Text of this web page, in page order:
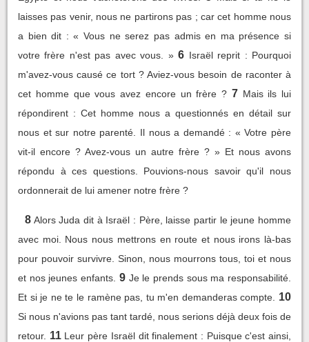
laisses pas venir, nous ne partirons pas ; car cet homme nous
a bien dit : « Vous ne serez pas admis en ma présence si
votre frère n'est pas avec vous. » 6 Israël reprit : Pourquoi
m'avez-vous causé ce tort ? Aviez-vous besoin de raconter à
cet homme que vous avez encore un frère ? 7 Mais ils lui
répondirent : Cet homme nous a questionnés en détail sur
nous et sur notre parenté. Il nous a demandé : « Votre père
vit-il encore ? Avez-vous un autre frère ? » Et nous avons
répondu à ces questions. Pouvions-nous savoir qu'il nous
ordonnerait de lui amener notre frère ?
8 Alors Juda dit à Israël : Père, laisse partir le jeune homme
avec moi. Nous nous mettrons en route et nous irons là-bas
pour pouvoir survivre. Sinon, nous mourrons tous, toi et nous
et nos jeunes enfants. 9 Je le prends sous ma responsabilité.
Et si je ne te le ramène pas, tu m'en demanderas compte.
10
Si nous n'avions pas tant tardé, nous serions déjà deux fois de
retour. 11 Leur père Israël dit finalement : Puisque c'est ainsi,